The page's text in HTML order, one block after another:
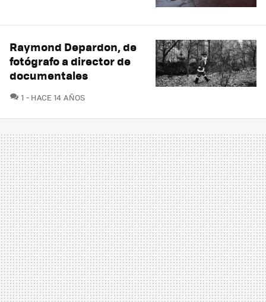
Raymond Depardon, de
fotógrafo a director de
documentales
1 COMENTARIOS
HACE 14 AÑOS